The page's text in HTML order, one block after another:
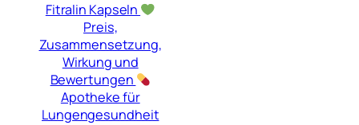
Fitralin Kapseln
Preis,
Zusammensetzung,
Wirkung und
Bewertungen
Apotheke für
Lungengesundheit